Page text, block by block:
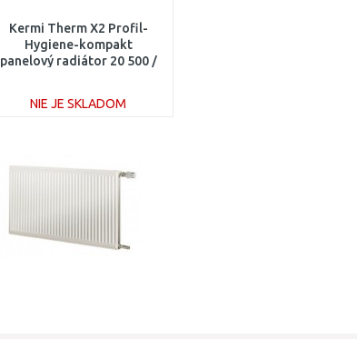
Kermi Therm X2 Profil-
Hygiene-kompakt
panelový radiátor 20 500 /
NIE JE SKLADOM
Porovnať